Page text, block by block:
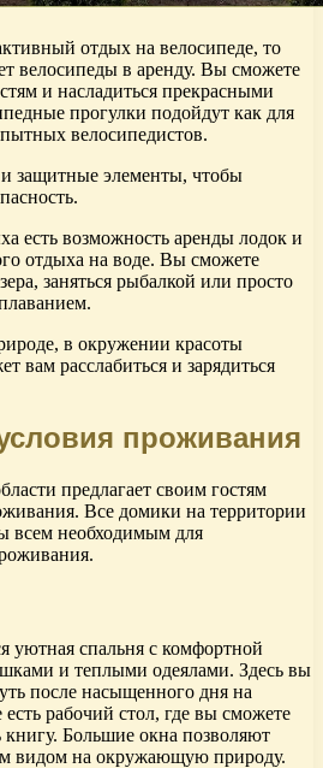
отдых на велосипеде, то
велосипеды в аренду. Вы сможете
и насладиться прекрасными
прогулки подойдут как для
велосипедистов.
и защитные элементы, чтобы
есть возможность аренды лодок и
отдыха на воде. Вы сможете
заняться рыбалкой или просто
в окружении красоты
вам расслабиться и зарядиться
проживания
предлагает своим гостям
Все домики на территории
всем необходимым для
уютная спальня с комфортной
и теплыми одеялами. Здесь вы
после насыщенного дня на
рабочий стол, где вы сможете
книгу. Большие окна позволяют
видом на окружающую природу.